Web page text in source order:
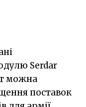
Serdar
можна
поставок